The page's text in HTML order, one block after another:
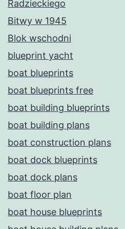
Radzieckiego
Bitwy w 1945
Blok wschodni
blueprint yacht
boat blueprints
boat blueprints free
boat building blueprints
boat building plans
boat construction plans
boat dock blueprints
boat dock plans
boat floor plan
boat house blueprints